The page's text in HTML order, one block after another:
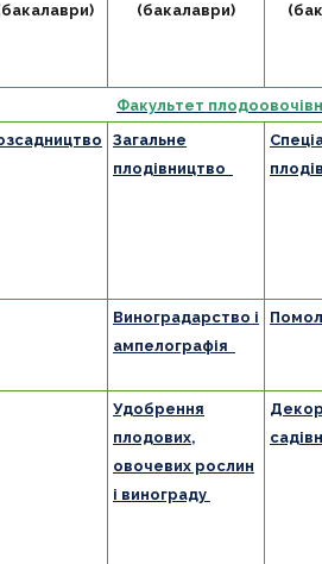
(бакалаври)
Факультет
Загальне
плодівництво
Виноградарство і
ампелографія
Удобрення
плодових,
овочевих рослин
і винограду